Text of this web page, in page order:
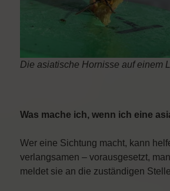
Die asiatische Hornisse auf einem
Was mache ich, wenn ich eine
Wer eine Sichtung macht, kann
verlangsamen – vorausgesetzt,
meldet sie an die zuständigen